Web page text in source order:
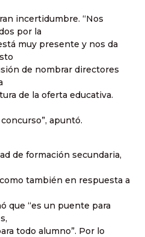
incertidumbre. “Nos
por la
muy presente y nos da
de nombrar directores
de la oferta educativa.
apuntó.
de formación secundaria,
también en respuesta a
que “es un puente para
todo alumno”. Por lo